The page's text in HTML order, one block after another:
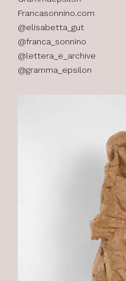
Francasonnino.com
@elisabetta_gut
@franca_sonnino
@lettera_e_archive
@gramma_epsilon